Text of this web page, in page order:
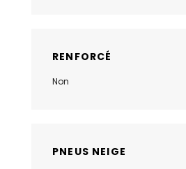
RENFORCÉ
Non
PNEUS NEIGE